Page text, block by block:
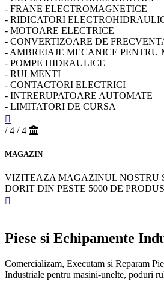
- FRANE ELECTROMAGNETICE
- RIDICATORI
- MOTOARE ELECTRICE
- CONVERTIZOARE DE
- AMBREIAJE MECANICE PENTRU
- POMPE HIDRAULICE
- RULMENTI
- CONTACTORI ELECTRICI
- INTRERUPATOARE AUTOMATE
- LIMITATORI DE CURSA
/ 4 / 4
MAGAZIN
VIZITEAZA MAGAZINUL NOSTRU
DORIT DIN PESTE 5000 DE
Piese si Echipamente
Comercializam, Executam si Reparam
Industriale pentru masini-unelte, poduri